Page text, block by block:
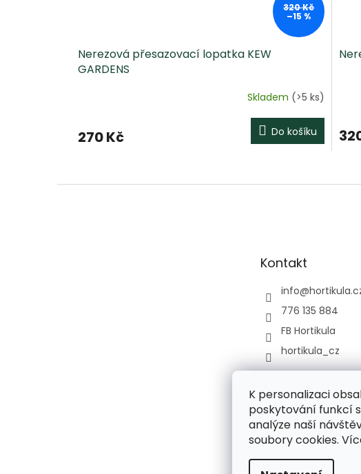
K personalizaci
poskytování funkcí
analýze naší
soubory cookies.
320 Kč
–15 %
Nerezová přesazovací lopatka KEW
GARDENS
Skladem (>5 ks)
270 Kč Do košíku
Kontakt
info@
776 135 884
FB Hortikula
hortikula_cz